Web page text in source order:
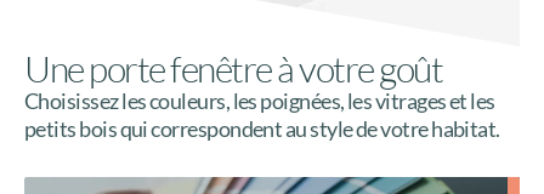
Une porte fenêtre à votre goût
Choisissez les couleurs, les poignées, les vitrages et les
petits bois qui correspondent au style de votre habitat.